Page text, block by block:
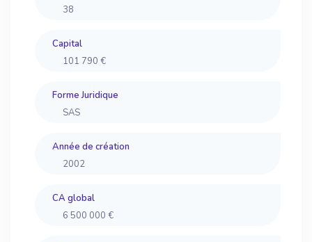
38
Capital
101 790 €
Forme Juridique
SAS
Année de création
2002
CA global
6 500 000 €